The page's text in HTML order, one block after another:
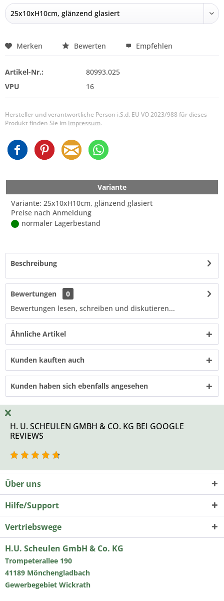
Merken Bewerten Empfehlen
Artikel-Nr.:
80993.025
VPU
16
Hersteller und verantwortliche Person i.S.d. EU VO 2023/988 für dieses
Produkt finden Sie im Impressum.
Variante
Variante: 25x10xH10cm, glänzend glasiert
Preise nach Anmeldung
normaler Lagerbestand
Beschreibung
Bewertungen
0
Bewertungen lesen, schreiben und diskutieren...
Ähnliche Artikel
Kunden kauften auch
Kunden haben sich ebenfalls angesehen
H. U. SCHEULEN GMBH & CO. KG BEI GOOGLE
REVIEWS
Über uns
Hilfe/Support
Vertriebswege
H.U. Scheulen GmbH & Co. KG
Trompeterallee 190
41189 Mönchengladbach
Gewerbegebiet Wickrath